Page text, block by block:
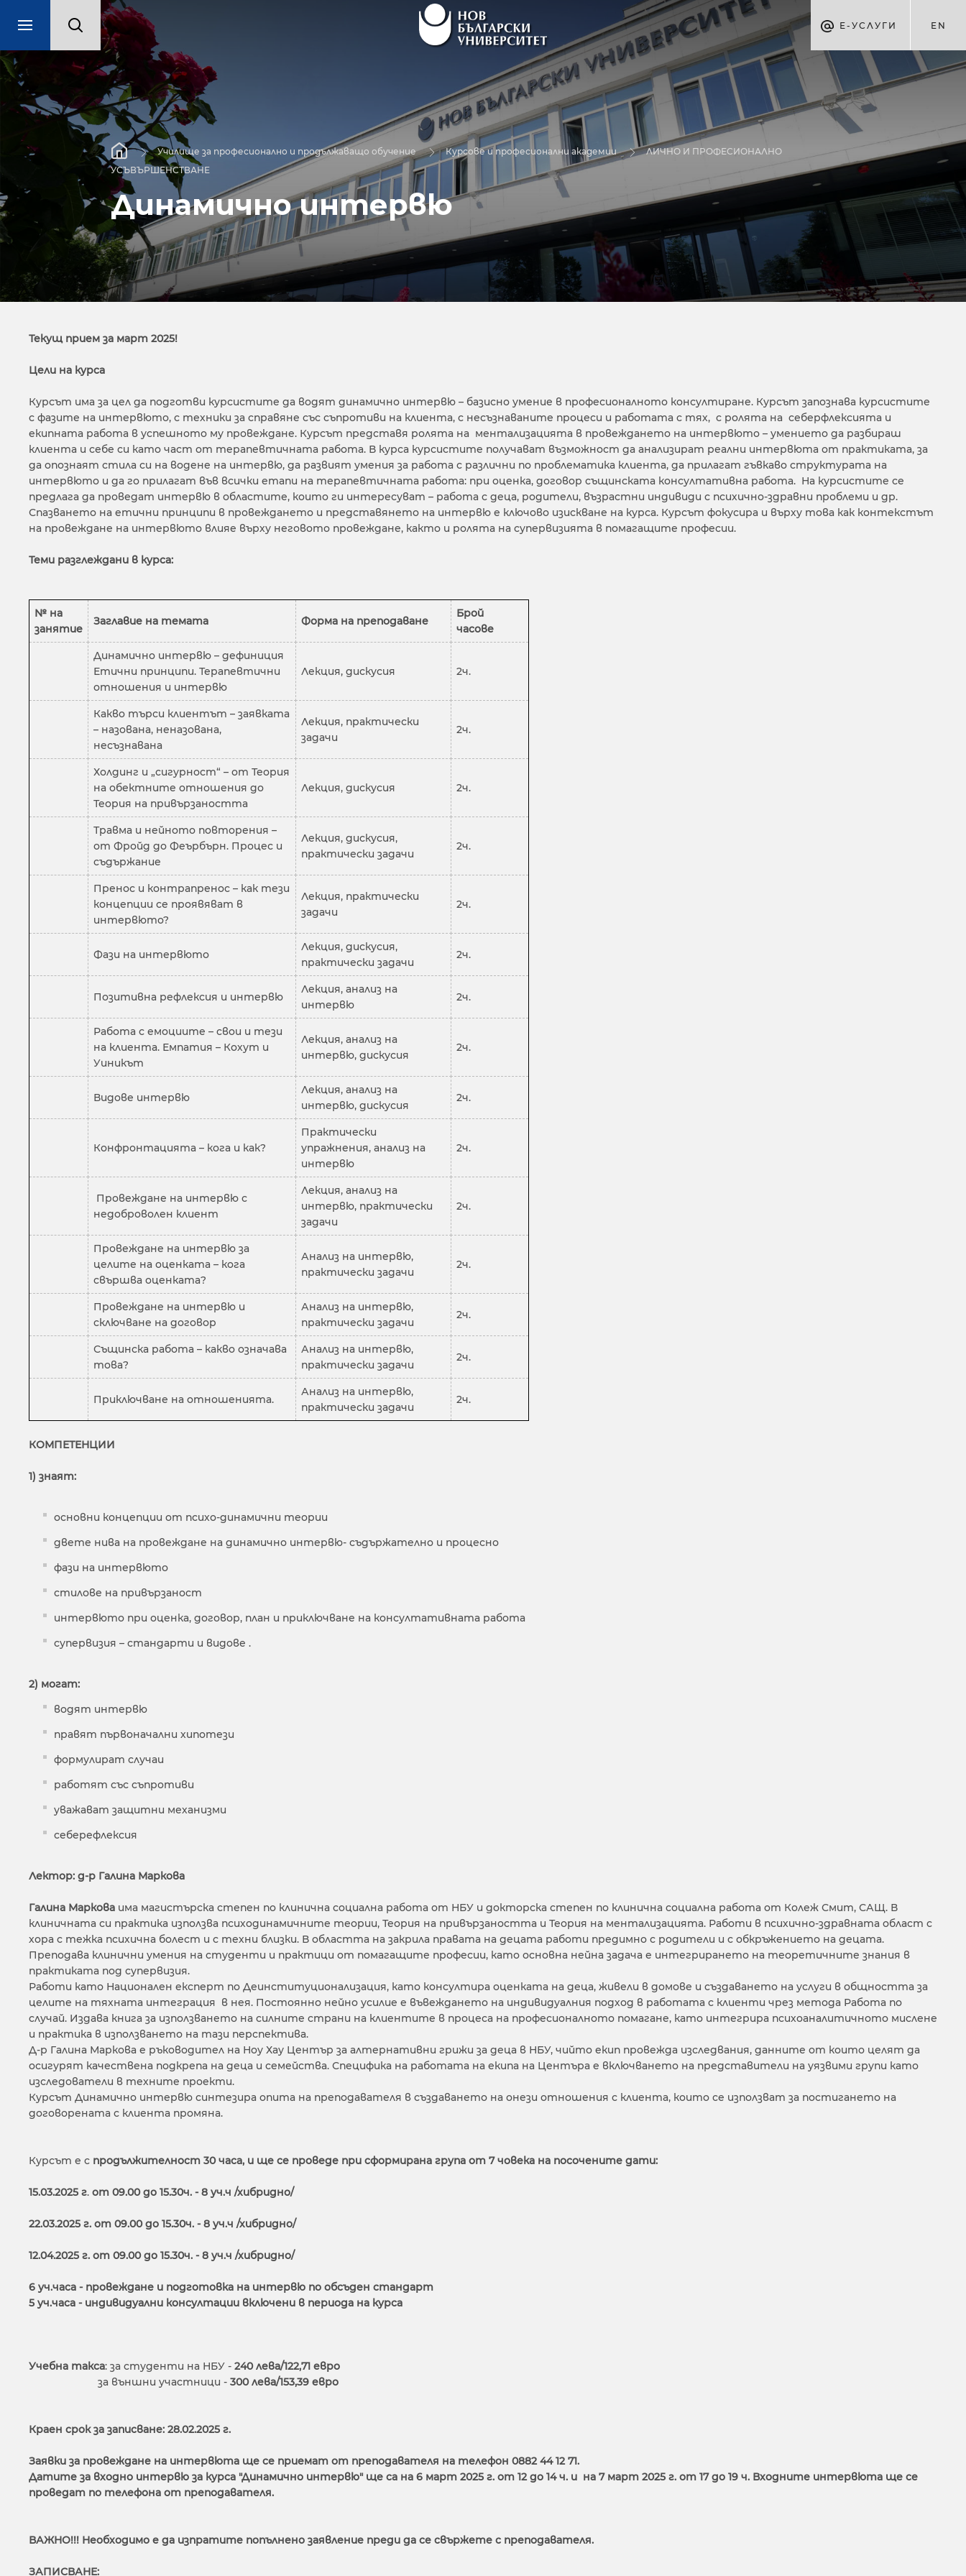
Е-УСЛУГИ EN
Училище за професионално и продължаващо обучение Курсове и професионални академии
ЛИЧНО И ПРОФЕСИОНАЛНО
УСЪВЪРШЕНСТВАНЕ
Динамично интервю
Текущ прием за март 2025!
Цели на курса
Курсът има за цел да подготви курсистите да водят динамично интервю – базисно умение в професионалното консултиране. Курсът запознава курсистите
с фазите на интервюто, с техники за справяне със съпротиви на клиента, с несъзнаваните процеси и работата с тях, с ролята на себерфлексията и
екипната работа в успешното му провеждане. Курсът представя ролята на ментализацията в провеждането на интервюто – умението да разбираш
клиента и себе си като част от терапевтичната работа. В курса курсистите получават възможност да анализират реални интервюта от практиката, за
да опознаят стила си на водене на интервю, да развият умения за работа с различни по проблематика клиента, да прилагат гъвкаво структурата на
интервюто и да го прилагат във всички етапи на терапевтичната работа: при оценка, договор същинската консултативна работа. На курсистите се
предлага да проведат интервю в областите, които ги интересуват – работа с деца, родители, възрастни индивиди с психично-здравни проблеми и др.
Спазването на етични принципи в провеждането и представянето на интервю е ключово изискване на курса. Курсът фокусира и върху това как контекстът
на провеждане на интервюто влияе върху неговото провеждане, както и ролята на супервизията в помагащите професии.
Теми разглеждани в курса:
№ на
занятие
Заглавие на темата Форма на преподаване
Брой
часове
Динамично интервю – дефиниция
Етични принципи. Терапевтични
отношения и интервю
Лекция, дискусия 2ч.
Какво търси клиентът – заявката
– назована, неназована,
несъзнавана
Лекция, практически
задачи
2ч.
Холдинг и „сигурност“ – от Теория
на обектните отношения до
Теория на привързаността
Лекция, дискусия 2ч.
Травма и нейното повторения –
от Фройд до Феърбърн. Процес и
съдържание
Лекция, дискусия,
практически задачи
2ч.
Пренос и контрапренос – как тези
концепции се проявяват в
интервюто?
Лекция, практически
задачи
2ч.
Фази на интервюто
Лекция, дискусия,
практически задачи
2ч.
Позитивна рефлексия и интервю
Лекция, анализ на
интервю
2ч.
Работа с емоциите – свои и тези
на клиента. Емпатия – Кохут и
Уиникът
Лекция, анализ на
интервю, дискусия
2ч.
Видове интервю
Лекция, анализ на
интервю, дискусия
2ч.
Конфронтацията – кога и как?
Практически
упражнения, анализ на
интервю
2ч.
Провеждане на интервю с
недоброволен клиент
Лекция, анализ на
интервю, практически
задачи
2ч.
Провеждане на интервю за
целите на оценката – кога
свършва оценката?
Анализ на интервю,
практически задачи
2ч.
Провеждане на интервю и
сключване на договор
Анализ на интервю,
практически задачи
2ч.
Същинска работа – какво означава
това?
Анализ на интервю,
практически задачи
2ч.
Приключване на отношенията.
Анализ на интервю,
практически задачи
2ч.
КОМПЕТЕНЦИИ
1) знаят:
основни концепции от психо-динамични теории
двете нива на провеждане на динамично интервю- съдържателно и процесно
фази на интервюто
стилове на привързаност
интервюто при оценка, договор, план и приключване на консултативната работа
супервизия – стандарти и видове .
2) могат:
водят интервю
правят първоначални хипотези
формулират случаи
работят със съпротиви
уважават защитни механизми
себерефлексия
Лектор: д-р Галина Маркова
Галина Маркова има магистърска степен по клинична социална работа от НБУ и докторска степен по клинична социална работа от Колеж Смит, САЩ. В
клиничната си практика използва психодинамичните теории, Теория на привързаността и Теория на ментализацията. Работи в психично-здравната област с
хора с тежка психична болест и с техни близки. В областта на закрила правата на децата работи предимно с родители и с обкръжението на децата.
Преподава клинични умения на студенти и практици от помагащите професии, като основна нейна задача е интегрирането на теоретичните знания в
практиката под супервизия.
Работи като Национален експерт по Деинституционализация, като консултира оценката на деца, живели в домове и създаването на услуги в общността за
целите на тяхната интеграция в нея. Постоянно нейно усилие е въвеждането на индивидуалния подход в работата с клиенти чрез метода Работа по
случай. Издава книга за използването на силните страни на клиентите в процеса на професионалното помагане, като интегрира психоаналитичното мислене
и практика в използването на тази перспектива.
Д-р Галина Маркова е ръководител на Ноу Хау Център за алтернативни грижи за деца в НБУ, чийто екип провежда изследвания, данните от които целят да
осигурят качествена подкрепа на деца и семейства. Специфика на работата на екипа на Центъра е включването на представители на уязвими групи като
изследователи в техните проекти.
Курсът Динамично интервю синтезира опита на преподавателя в създаването на онези отношения с клиента, които се използват за постигането на
договорената с клиента промяна.
Курсът е с продължителност 30 часа, и ще се проведе при сформирана група от 7 човека на посочените дати:
15.03.2025 г. от 09.00 до 15.30ч. - 8 уч.ч /хибридно/
22.03.2025 г. от 09.00 до 15.30ч. - 8 уч.ч /хибридно/
12.04.2025 г. от 09.00 до 15.30ч. - 8 уч.ч /хибридно/
6 уч.часа - провеждане и подготовка на интервю по обсъден стандарт
5 уч.часа - индивидуални консултации включени в периода на курса
Учебна такса: за студенти на НБУ - 240 лева/122,71 евро
за външни участници - 300 лева/153,39 евро
Краен срок за записване: 28.02.2025 г.
Заявки за провеждане на интервюта ще се приемат от преподавателя на телефон 0882 44 12 71.
Датите за входно интервю за курса "Динамично интервю" ще са на 6 март 2025 г. от 12 до 14 ч. и на 7 март 2025 г. от 17 до 19 ч. Входните интервюта ще се
проведат по телефона от преподавателя.
ВАЖНО!!! Необходимо е да изпратите попълнено заявление преди да се свържете с преподавателя.
ЗАПИСВАНЕ: